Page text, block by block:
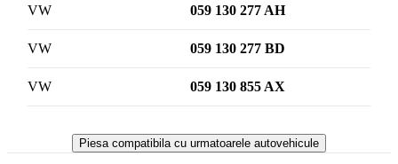
VW 059 130 277 AH
VW 059 130 277 BD
VW 059 130 855 AX
Piesa compatibila cu urmatoarele autovehicule